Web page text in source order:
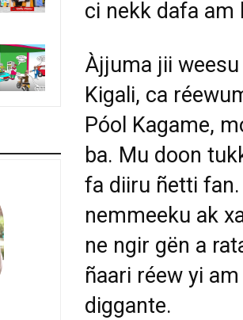
ci nekk dafa am
Àjjuma jii
Kigali, ca
Póol Kagame,
ba. Mu doon
fa diiru ñetti
nemmeeku ak
ne ngir gën a
ñaari réew yi
diggante.